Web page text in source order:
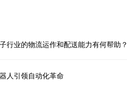
行业的物流运作和配送能力有何帮助？
人引领自动化革命